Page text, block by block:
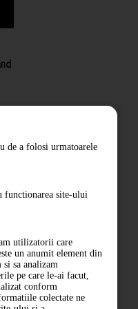
de a folosi urmatoarele
functionarea site-ului
utilizatorii care
un anumit element din
si sa analizam
pe care le-ai facut,
conform
colectate ne